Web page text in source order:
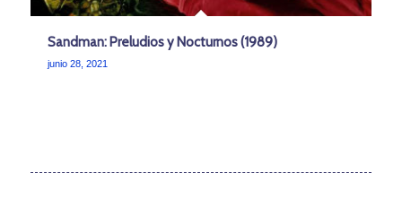
Sandman: Preludios y Nocturnos (1989)
junio 28, 2021